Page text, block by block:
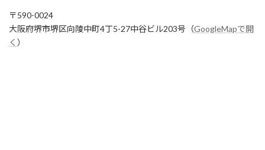
〒590-0024
大阪府堺市堺区向陵中町4丁5-27中谷ビル203号（GoogleMapで開
く ）